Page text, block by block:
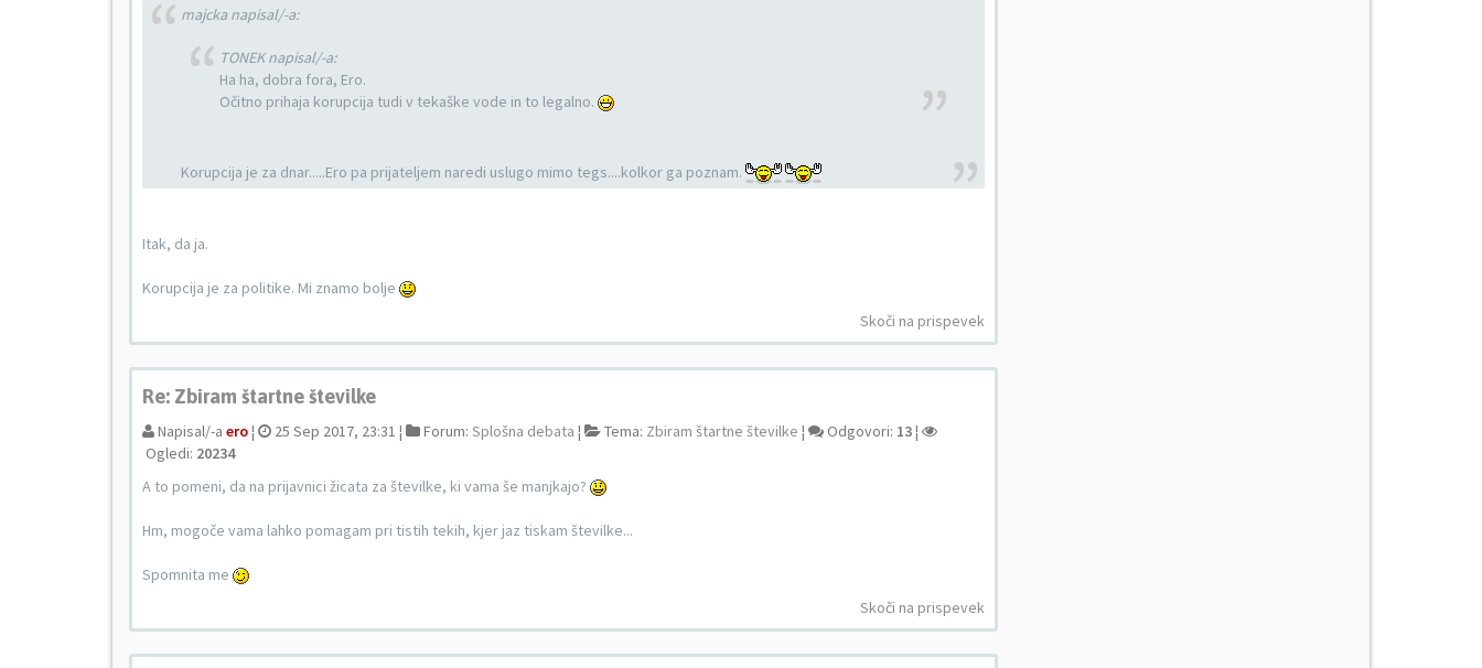
majcka napisal/-a:
TONEK napisal/-a:
Ha ha, dobra fora, Ero.
Očitno prihaja korupcija tudi v tekaške vode in to legalno.
Korupcija je za dnar.....Ero pa prijateljem naredi uslugo mimo tegs....kolkor ga poznam.
Itak, da ja.
Korupcija je za politike. Mi znamo bolje
Skoči na prispevek
Re: Zbiram štartne številke
Napisal/-a ero¦ 25 Sep 2017, 23:31 ¦ Forum: Splošna debata ¦ Tema: Zbiram štartne številke ¦ Odgovori: 13¦
Ogledi: 20234
A to pomeni, da na prijavnici žicata za številke, ki vama še manjkajo?
Hm, mogoče vama lahko pomagam pri tistih tekih, kjer jaz tiskam številke...
Spomnita me
Skoči na prispevek